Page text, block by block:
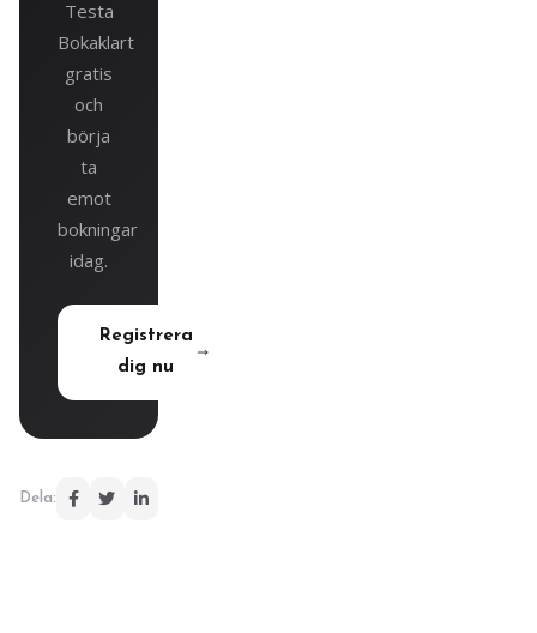
Testa
Bokaklart
gratis
och
börja
ta
emot
bokningar
idag.
Registrera
dig nu
Dela: